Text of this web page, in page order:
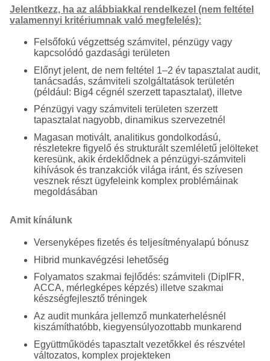
Jelentkezz, ha az alábbiakkal rendelkezel (nem feltétel
valamennyi kritériumnak való megfelelés):
Felsőfokú végzettség számvitel, pénzügy vagy
kapcsolódó gazdasági területen
Előnyt jelent, de nem feltétel 1–2 év tapasztalat audit,
tanácsadás, számviteli szolgáltatások területén
(például: Big4 cégnél szerzett tapasztalat), illetve
Pénzügyi vagy számviteli területen szerzett
tapasztalat nagyobb, dinamikus szervezetnél
Magasan motivált, analitikus gondolkodású,
részletekre figyelő és strukturált szemléletű jelölteket
keresünk, akik érdeklődnek a pénzügyi-számviteli
kihívások és tranzakciók világa iránt, és szívesen
vesznek részt ügyfeleink komplex problémáinak
megoldásában
Amit kínálunk
Versenyképes fizetés és teljesítményalapú bónusz
Hibrid munkavégzési lehetőség
Folyamatos szakmai fejlődés: számviteli (DipIFR,
ACCA, mérlegképes képzés) illetve szakmai
készségfejlesztő tréningek
Az audit munkára jellemző munkaterhelésnél
kiszámíthatóbb, kiegyensúlyozottabb munkarend
Együttműködés tapasztalt vezetőkkel és részvétel
változatos, komplex projekteken